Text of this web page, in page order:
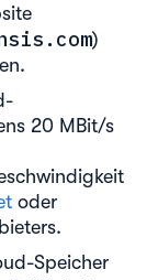
)
20 MBit/s
oder
Speicher